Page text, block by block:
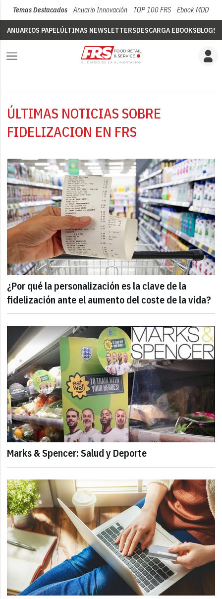
Temas Destacados Anuario Innovación TOP 100 FRS Ebook MDD
ANUARIOS PAPELÚLTIMAS NEWSLETTERSDESCARGA EBOOKSBLOGS
ÚLTIMAS NOTICIAS SOBRE
FIDELIZACION EN FRS
¿Por qué la personalización es la clave de la
fidelización ante el aumento del coste de la vida?
Marks & Spencer: Salud y Deporte